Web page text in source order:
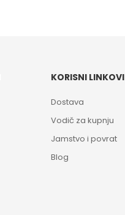
KORISNI LINKOVI
Dostava
Vodič za kupnju
Jamstvo i povrat
Blog